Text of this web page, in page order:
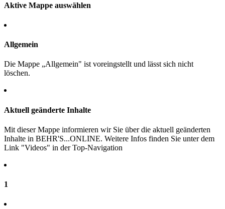
Aktive Mappe auswählen
Allgemein
Die Mappe „Allgemein" ist voreingstellt und lässt sich nicht
löschen.
Aktuell geänderte Inhalte
Mit dieser Mappe informieren wir Sie über die aktuell geänderten
Inhalte in BEHR'S...ONLINE. Weitere Infos finden Sie unter dem
Link "Videos" in der Top-Navigation
1